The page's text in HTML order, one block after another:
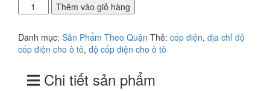
chỉ
cốp
điện
Thêm vào giỏ hàng
Danh mục: Sản Phẩm Theo Quận Thẻ: cốp điện, địa chỉ độ
cốp điện cho ô tô, độ cốp điện cho ô tô
Chi tiết sản phẩm